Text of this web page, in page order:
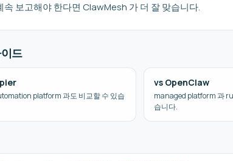
속 보고해야 한다면 ClawMesh 가 더 잘 맞습니다.
드
platform 과도 비교할 수 있습
vs OpenClaw
managed platform 과
습니다.